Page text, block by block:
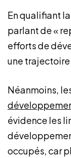
En qualifiant
parlant de «
efforts de
une
Néanmoins,
évidence les
occupés, car